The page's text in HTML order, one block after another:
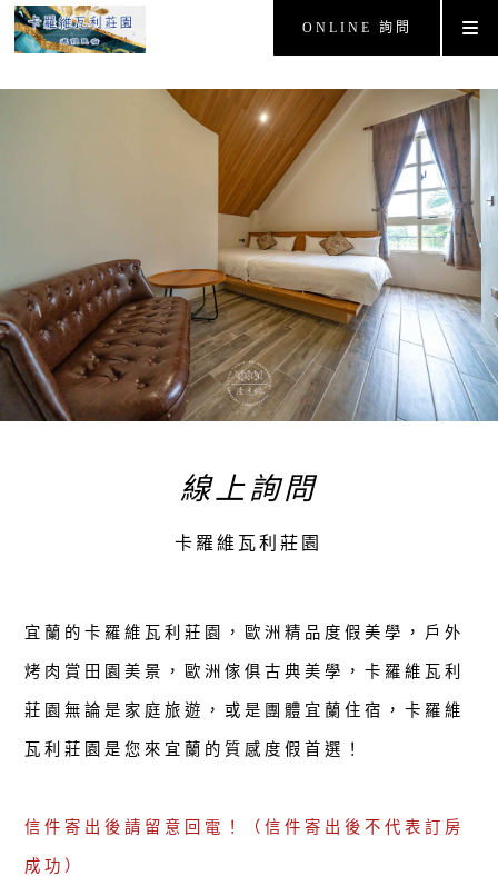
ONLINE 詢問
線上詢問
卡羅維瓦利莊園
宜蘭的卡羅維瓦利莊園，歐洲精品度假美學，戶外
烤肉賞田園美景，歐洲傢俱古典美學，卡羅維瓦利
莊園無論是家庭旅遊，或是團體宜蘭住宿，卡羅維
瓦利莊園是您來宜蘭的質感度假首選！
信件寄出後請留意回電！（信件寄出後不代表訂房
成功）